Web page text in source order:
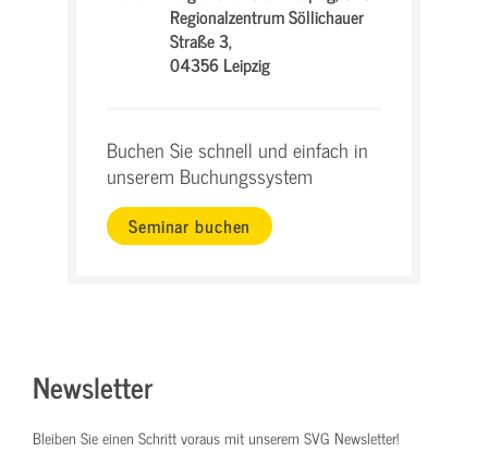
Regionalzentrum Söllichauer
Straße 3,
04356 Leipzig
Buchen Sie schnell und einfach in
unserem Buchungssystem
Seminar buchen
Newsletter
Bleiben Sie einen Schritt voraus mit unserem SVG Newsletter!